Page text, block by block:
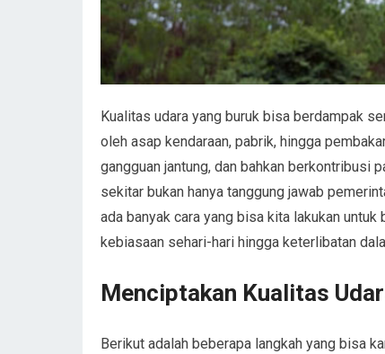
Kualitas udara yang buruk bisa berdampak
oleh asap kendaraan, pabrik, hingga
gangguan jantung, dan bahkan berkontribusi
sekitar bukan hanya tanggung jawab
ada banyak cara yang bisa kita lakukan
kebiasaan sehari-hari hingga keterlibatan
Menciptakan Kualitas
Berikut adalah beberapa langkah yang bisa